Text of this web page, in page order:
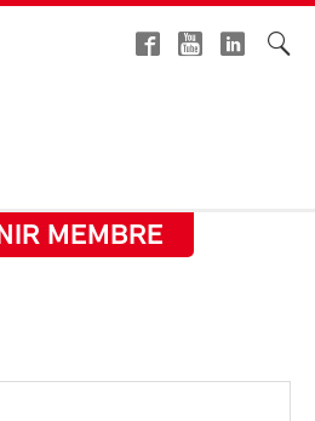
MEMBRE